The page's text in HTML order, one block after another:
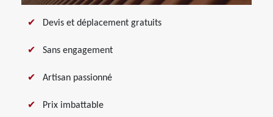
Devis et déplacement gratuits
Sans engagement
Artisan passionné
Prix imbattable